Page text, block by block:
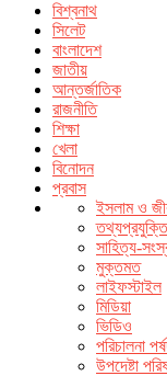
বিশ্বনাথ
সিলেট
বাংলাদেশ
জাতীয়
আন্তর্জাতিক
রাজনীতি
শিক্ষা
খেলা
বিনোদন
প্রবাস
ইসলাম ও
তথ্যপ্রযুক্তি
সাহিত্য-
মুক্তমত
লাইফস্টাইল
মিডিয়া
ভিডিও
পরিচালনা
উপদেষ্টা